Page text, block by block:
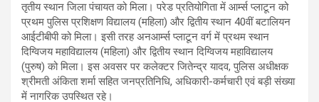
तृतीय स्थान जिला पंचायत को मिला। परेड प्रतियोगिता में आर्म्स प्लाटून को
प्रथम पुलिस प्रशिक्षण विद्यालय (महिला) और द्वितीय स्थान 40वीं बटालियन
आईटीबीपी को मिला। इसी तरह अनआर्म्स प्लाटून वर्ग में प्रथम स्थान
दिग्विजय महाविद्यालय (महिला) और द्वितीय स्थान दिग्विजय महाविद्यालय
(पुरुष) को मिला। इस अवसर पर कलेक्टर जितेन्द्र यादव, पुलिस अधीक्षक
श्रीमती अंकिता शर्मा सहित जनप्रतिनिधि, अधिकारी-कर्मचारी एवं बड़ी संख्या
में नागरिक उपस्थित रहे।